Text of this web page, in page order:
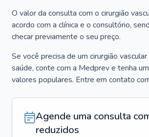
O valor da consulta com o cirurgião
acordo com a clínica e o consultório,
checar previamente o seu preço.
Se você precisa de um cirurgião vascular
saúde, conte com a Medprev e tenha
valores populares. Entre em contato
Agende uma consulta
reduzidos